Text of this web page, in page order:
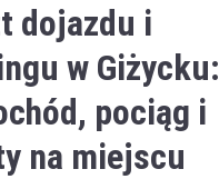
dojazdu i
w Giżycku:
pociąg i
na miejscu